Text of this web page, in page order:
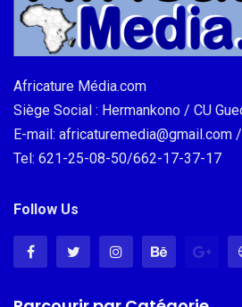
Africature Média.com
Siège Social : Hermankono / CU
E-mail: africaturemedia@gmail.com
Tel: 621-25-08-50/662-17-37-17
Follow Us